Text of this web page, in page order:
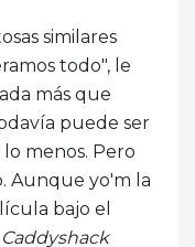
similares
todo", le
más que
puede ser
menos. Pero
Aunque yo'm la
bajo el
Caddyshack